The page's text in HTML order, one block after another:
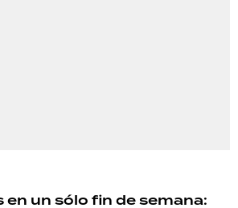
un sólo fin de semana: